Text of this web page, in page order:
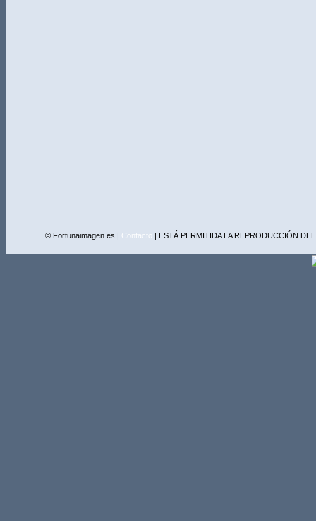
© Fortunaimagen.es | Contacto | ESTÁ PERMITIDA LA REPRODUCCIÓN